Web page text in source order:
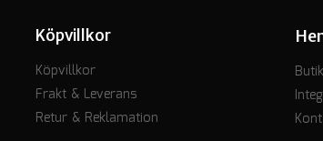
Köpvillkor
Köpvillkor
Frakt & Leverans
Retur & Reklamation
Butik